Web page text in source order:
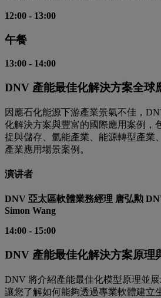
12:00 - 13:00
午餐
13:00 - 14:00
DNV 產能最佳化解決方案全球
因應石化能源下游產業景氣不佳，
化解決方案與豐富的國際應用案例，
捉與儲存、氫能產業、能源轉型產業
產業應用場景案例。
演讲者
DNV 亞太區軟體業務經理 唐弘勲
Simon Wang
14:00 - 15:00
DNV 產能最佳化解決方案原理
DNV 將介紹產能最佳化模型原理並展
讓您了解如何能夠透過專業軟體建立